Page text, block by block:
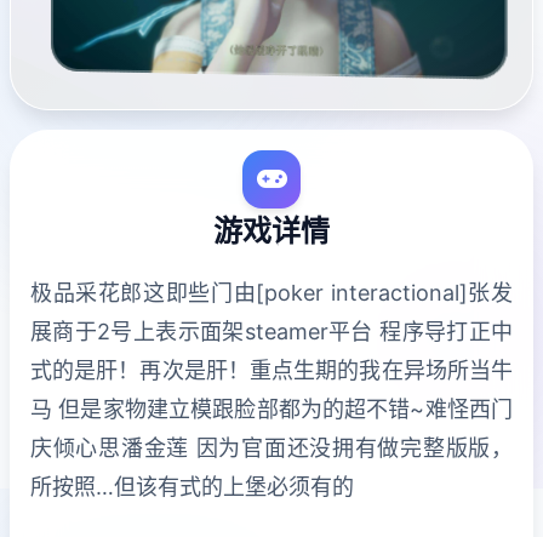
游戏详情
极品采花郎这即些门由[poker interactional]张发
展商于2号上表示面架steamer平台 程序导打正中
式的是肝！再次是肝！重点生期的我在异场所当牛
马 但是家物建立模跟脸部都为的超不错~难怪西门
庆倾心思潘金莲 因为官面还没拥有做完整版版，
所按照…但该有式的上堡必须有的